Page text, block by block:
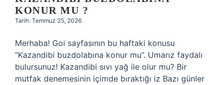
KONUR MU ?
Tarih: Temmuz 25, 2026
Merhaba! Goi sayfasının bu haftaki konusu
“Kazandibi buzdolabına konur mu”. Umarız faydalı
bulursunuz! Kazandibi sıvı yağ ile olur mu? Bir
mutfak denemesinin içimde bıraktığı iz Bazı günler